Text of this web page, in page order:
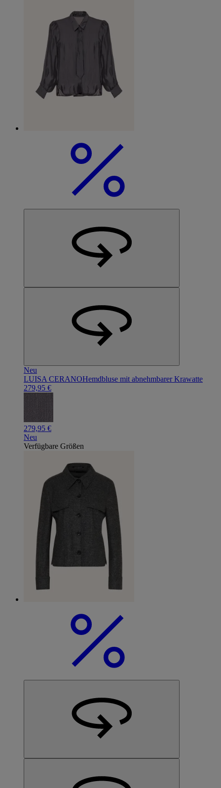
Neu
LUISA CERANOHemdbluse mit abnehmbarer Krawatte
279,95 €
279,95 €
Neu
Verfügbare Größen